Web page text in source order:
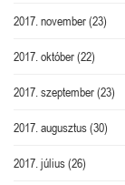
2017. november(23)
2017. október(22)
2017. szeptember(23)
2017. augusztus(30)
2017. július(26)